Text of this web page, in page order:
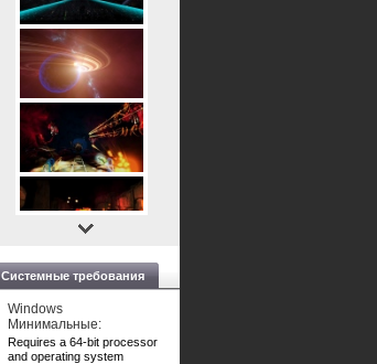
Системные требования
Windows
Минимальные:
Requires a 64-bit processor
and operating system